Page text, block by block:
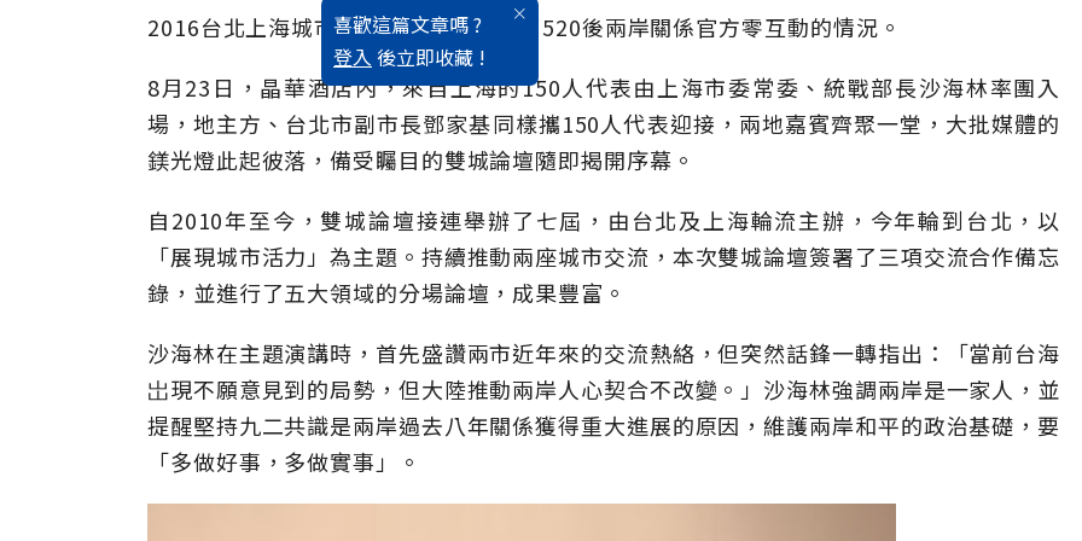
喜歡這篇文章嗎 ?
登入 後立即收藏 !
2016台北上海城市論壇的召開，打破了520後兩岸關係官方零互動的情況。
8月23日，晶華酒店內，來自上海的150人代表由上海市委常委、統戰部長沙海林率團入
場，地主方、台北市副市長鄧家基同樣攜150人代表迎接，兩地嘉賓齊聚一堂，大批媒體的
鎂光燈此起彼落，備受矚目的雙城論壇隨即揭開序幕。
自2010年至今，雙城論壇接連舉辦了七屆，由台北及上海輪流主辦，今年輪到台北，以
「展現城市活力」為主題。持續推動兩座城市交流，本次雙城論壇簽署了三項交流合作備忘
錄，並進行了五大領域的分場論壇，成果豐富。
沙海林在主題演講時，首先盛讚兩市近年來的交流熱絡，但突然話鋒一轉指出：「當前台海
岀現不願意見到的局勢，但大陸推動兩岸人心契合不改變。」沙海林強調兩岸是一家人，並
提醒堅持九二共識是兩岸過去八年關係獲得重大進展的原因，維護兩岸和平的政治基礎，要
「多做好事，多做實事」。